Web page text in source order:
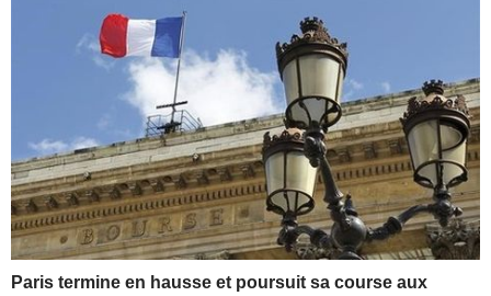
Paris termine en hausse et poursuit sa course aux